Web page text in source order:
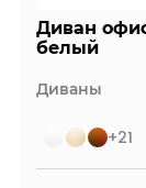
Диван
белый
Диваны
+21